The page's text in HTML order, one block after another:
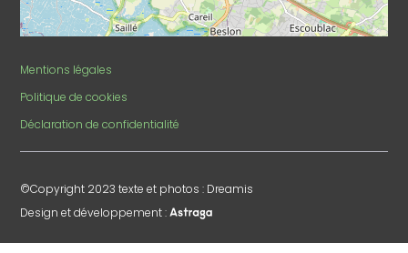
Mentions légales
Politique de cookies
Déclaration de confidentialité
©Copyright 2023 texte et photos : Dreamis
Design et développement :